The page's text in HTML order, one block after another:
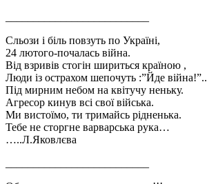
Сльози і біль повзуть по Україні,
24 лютого-почалась війна.
Від взривів стогін шириться країною ,
Люди із острахом шепочуть :”Йде війна!”..
Під мирним небом на квітучу неньку.
Агресор кинув всі свої війська.
Ми вистоїмо, ти тримайсь рідненька.
Тебе не сторгне варварська рука…
…..Л.Яковлєва